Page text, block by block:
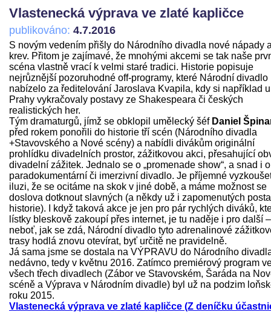
Vlastenecká výprava ve zlaté kapličce
publikováno: 4.7.2016
S novým vedením přišly do Národního divadla nové nápady
krev. Přitom je zajímavé, že mnohými akcemi se tak naše
scéna vlastně vrací k velmi staré tradici. Historie popisuje
nejrůznější pozoruhodné off-programy, které Národní divadlo
nabízelo za ředitelování Jaroslava Kvapila, kdy si například
Prahy vykračovaly postavy ze Shakespeara či českých
realistických her.
Tým dramaturgů, jímž se obklopil umělecký šéf Daniel
před rokem ponořili do historie tří scén (Národního divadla
+Stavovského a Nové scény) a nabídli divákům originální
prohlídku divadelních prostor, zážitkovou akci, přesahující
divadelní zážitek. Jednalo se o „promenade show“, a snad i o
paradokumentární či imerzivní divadlo. Je příjemné
iluzi, že se ocitáme na skok v jiné době, a máme možnost se
doslova dotknout slavných (a někdy už i zapomenutých
historie). I když taková akce je jen pro pár rychlých diváků,
lístky bleskově zakoupí přes internet, je tu naděje i pro další –
neboť, jak se zdá, Národní divadlo tyto adrenalinové
trasy hodlá znovu otevírat, byť určitě ne pravidelně.
Já sama jsme se dostala na VÝPRAVU do Národního
nedávno, tedy v květnu 2016. Zatímco premiérový program
všech třech divadlech (Zábor ve Stavovském, Šaráda na
scéně a Výprava v Národním divadle) byl už na podzim
roku 2015.
Vlastenecká výprava ve zlaté kapličce (Z deníčku